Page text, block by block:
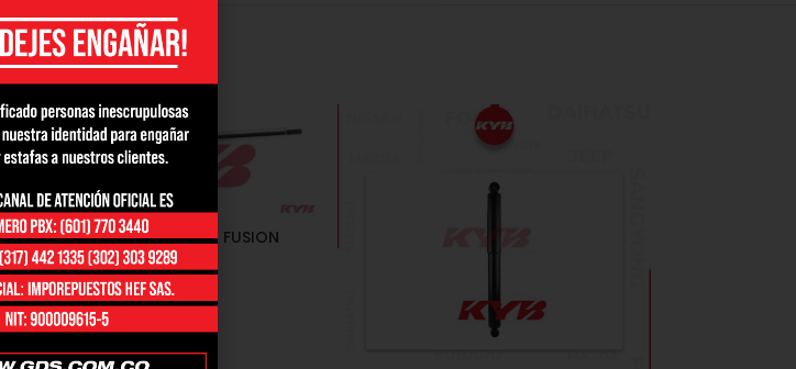
AMORTIGUADORES / FORD / FUSION
ECOBOOST
Amortiguadores,Ford
COTIZAR